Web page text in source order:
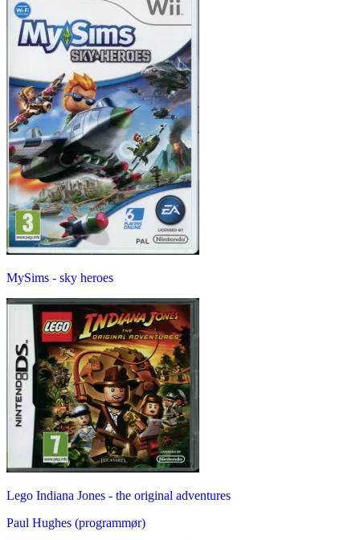
MySims - sky heroes
Lego Indiana Jones - the original adventures
Paul Hughes (programmør)